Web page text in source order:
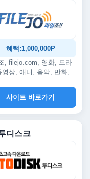
혜택:1,000,000P
, filejo.com, 영화, 드라
영상, 애니, 음악, 만화,
사이트 바로가기
디스크